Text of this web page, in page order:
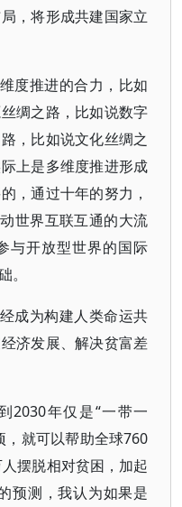
，将形成共建国家立
度推进的合力，比如
绸之路，比如说数字
，比如说文化丝绸之
上是多维度推进形成
，通过十年的努力，
世界互联互通的大流
与开放型世界的国际
成为构建人类命运共
济发展、解决贫富差
2030年仅是“一带一
，就可以帮助全球760
摆脱相对贫困，加起
预测，我认为如果是